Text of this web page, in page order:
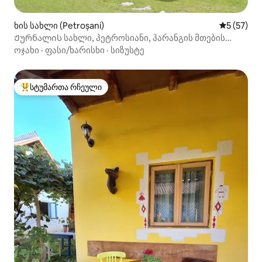
ხის სახლი (Petroșani) საშუალო
5 (57)
Ჟურნალის სახლი, პეტროსიანი, პარანგის მთების
მახლობლად
ოჯახი · ფასი/ხარისხი · სიზუსტე
სტუმართა რჩეული მოწინავე ვარიანტი
სტუმართა რჩეული